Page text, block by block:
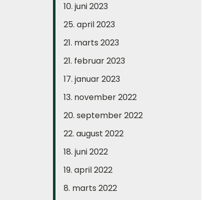
10. juni 2023
25. april 2023
21. marts 2023
21. februar 2023
17. januar 2023
13. november 2022
20. september 2022
22. august 2022
18. juni 2022
19. april 2022
8. marts 2022